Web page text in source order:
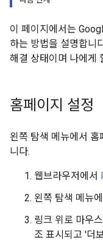
이 페이지에서는
하는 방법을 설명합니
해결 상태이며 나에게
홈페이지 설정
왼쪽 탐색 메뉴에서
니다.
웹브라우저에서
왼쪽 탐색 메뉴
링크 위로 마우
조 표시되고 '더